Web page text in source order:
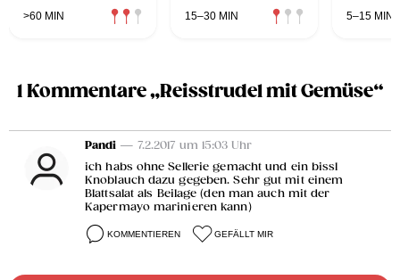
>60 MIN 15–30 MIN 5–15 MIN
1 Kommentare „Reisstrudel mit Gemüse“
Pandi — 7.2.2017 um 15:03 Uhr
ich habs ohne Sellerie gemacht und ein bissl
Knoblauch dazu gegeben. Sehr gut mit einem
Blattsalat als Beilage (den man auch mit der
Kapermayo marinieren kann)
KOMMENTIEREN GEFÄLLT MIR